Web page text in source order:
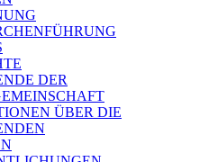
DER
ÜBER DIE